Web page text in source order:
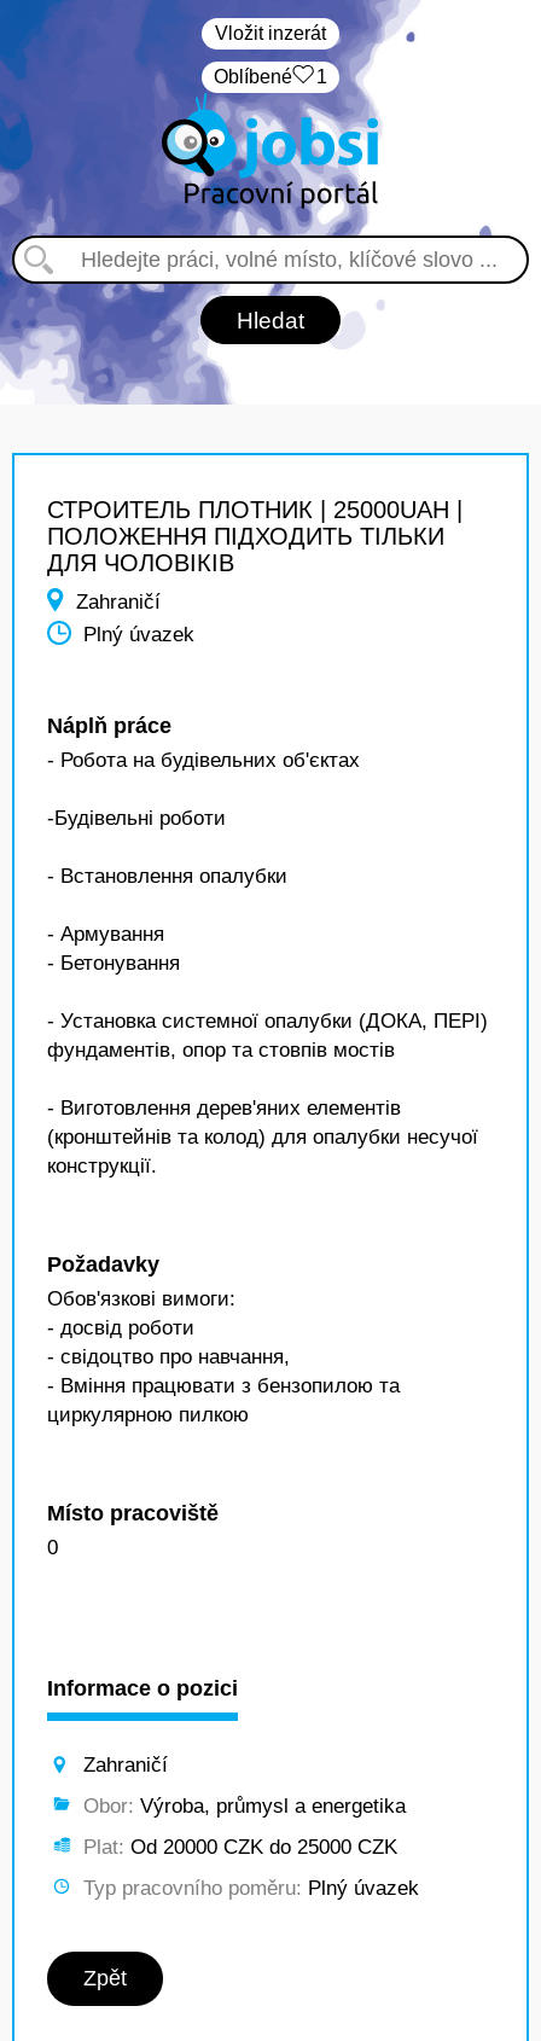
Vložit inzerát
Oblíbené 1
СТРОИТЕЛЬ ПЛОТНИК | 25000UAH |
ПОЛОЖЕННЯ ПІДХОДИТЬ ТІЛЬКИ
ДЛЯ ЧОЛОВІКІВ
Zahraničí
Plný úvazek
Náplň práce
- Робота на будівельних об'єктах
-Будівельні роботи
- Встановлення опалубки
- Армування
- Бетонування
- Установка системної опалубки (ДОКА, ПЕРІ)
фундаментів, опор та стовпів мостів
- Виготовлення дерев'яних елементів
(кронштейнів та колод) для опалубки несучої
конструкції.
Požadavky
Обов'язкові вимоги:
- досвід роботи
- свідоцтво про навчання,
- Вміння працювати з бензопилою та
циркулярною пилкою
Místo pracoviště
0
Informace o pozici
Zahraničí
Obor: Výroba, průmysl a energetika
Plat: Od 20000 CZK do 25000 CZK
Typ pracovního poměru: Plný úvazek
Zpět